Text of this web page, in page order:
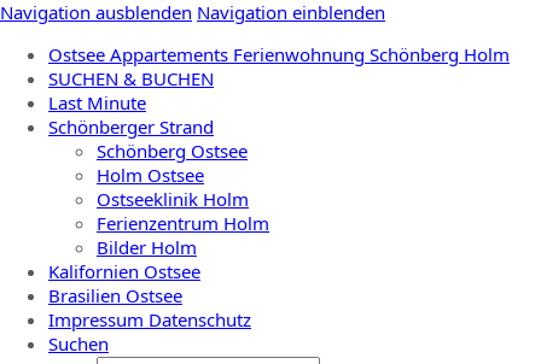
Navigation ausblenden Navigation einblenden
Ostsee Appartements Ferienwohnung Schönberg Holm
SUCHEN & BUCHEN
Last Minute
Schönberger Strand
Schönberg Ostsee
Holm Ostsee
Ostseeklinik Holm
Ferienzentrum Holm
Bilder Holm
Kalifornien Ostsee
Brasilien Ostsee
Impressum Datenschutz
Suchen